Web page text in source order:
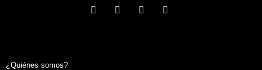
¿Quiénes somos?